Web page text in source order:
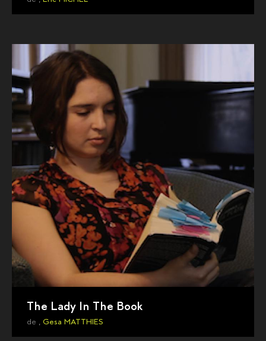
The Lady In The Book
de , Gesa MATTHIES